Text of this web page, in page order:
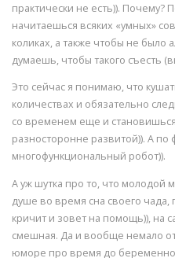
практически не есть)). Почему?
начитаешься всяких «умных»
коликах, а также чтобы не было
думаешь, чтобы такого съесть
Это сейчас я понимаю, что
количествах и обязательно
со временем еще и
разносторонне развитой)). А
многофункциональный робот)).
А уж шутка про то, что молодой
душе во время сна своего чада,
кричит и зовет на помощь)), на
смешная. Да и вообще немало
юморе про время до